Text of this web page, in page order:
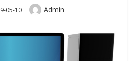
05-10 Author
Admin